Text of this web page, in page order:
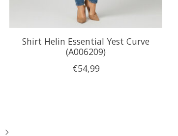
Shirt Helin Essential Yest Curve
(A006209)
€54,99